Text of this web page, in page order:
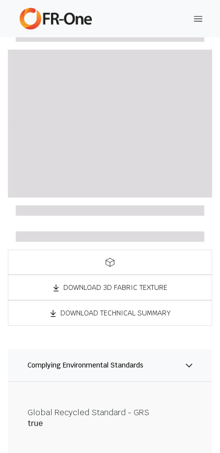
DOWNLOAD 3D FABRIC TEXTURE
DOWNLOAD TECHNICAL SUMMARY
Complying Environmental Standards
Global Recycled Standard - GRS
true